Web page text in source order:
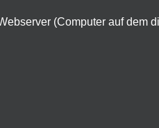
(Computer auf dem